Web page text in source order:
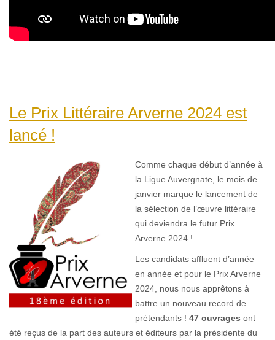
Le Prix Littéraire Arverne 2024 est
lancé !
Comme chaque début d’année à
la Ligue Auvergnate, le mois de
janvier marque le lancement de
la sélection de l’œuvre littéraire
qui deviendra le futur Prix
Arverne 2024 !
Les candidats affluent d’année
en année et pour le Prix Arverne
2024, nous nous apprêtons à
battre un nouveau record de
prétendants ! 47 ouvrages ont
été reçus de la part des auteurs et éditeurs par la présidente du